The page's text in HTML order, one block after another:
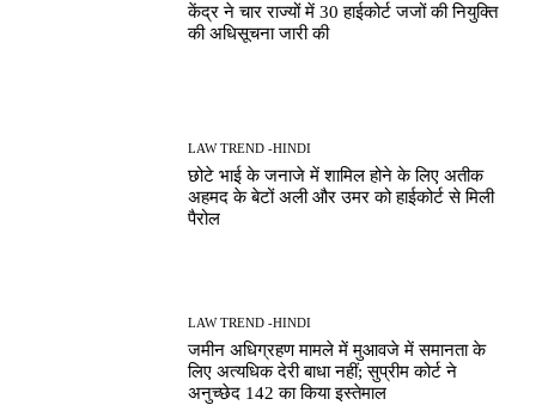
केंद्र ने चार राज्यों में 30 हाईकोर्ट जजों की नियुक्ति
की अधिसूचना जारी की
LAW TREND -HINDI
छोटे भाई के जनाजे में शामिल होने के लिए अतीक
अहमद के बेटों अली और उमर को हाईकोर्ट से मिली
पैरोल
LAW TREND -HINDI
जमीन अधिग्रहण मामले में मुआवजे में समानता के
लिए अत्यधिक देरी बाधा नहीं; सुप्रीम कोर्ट ने
अनुच्छेद 142 का किया इस्तेमाल